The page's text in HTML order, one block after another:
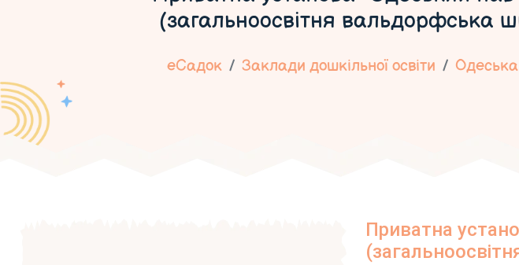
(загальноосвітня вальдорфська
еСадок Заклади дошкільної освіти
Приватна